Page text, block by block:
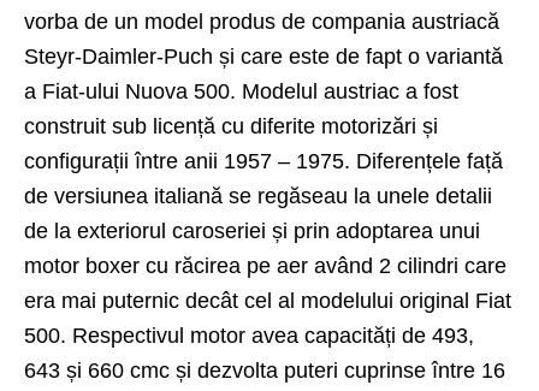
vorba de un model produs de compania austriacă
Steyr-Daimler-Puch și care este de fapt o variantă
a Fiat-ului Nuova 500. Modelul austriac a fost
construit sub licență cu diferite motorizări și
configurații între anii 1957 – 1975. Diferențele față
de versiunea italiană se regăseau la unele detalii
de la exteriorul caroseriei și prin adoptarea unui
motor boxer cu răcirea pe aer având 2 cilindri care
era mai puternic decât cel al modelului original Fiat
500. Respectivul motor avea capacități de 493,
643 și 660 cmc și dezvolta puteri cuprinse între 16